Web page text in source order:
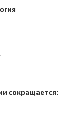
сокращается: